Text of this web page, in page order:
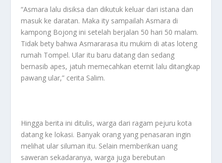
“Asmara lalu disiksa dan dikutuk keluar dari istana dan
masuk ke daratan. Maka ity sampailah Asmara di
kampong Bojong ini setelah berjalan 50 hari 50 malam.
Tidak bety bahwa Asmararasa itu mukim di atas loteng
rumah Tompel. Ular itu baru datang dan sedang
bernasib apes, jatuh memecahkan eternit lalu ditangkap
pawang ular,” cerita Salim.
Hingga berita ini ditulis, warga dari ragam pejuru kota
datang ke lokasi. Banyak orang yang penasaran ingin
melihat ular siluman itu. Selain memberikan uang
saweran sekadaranya, warga juga berebutan